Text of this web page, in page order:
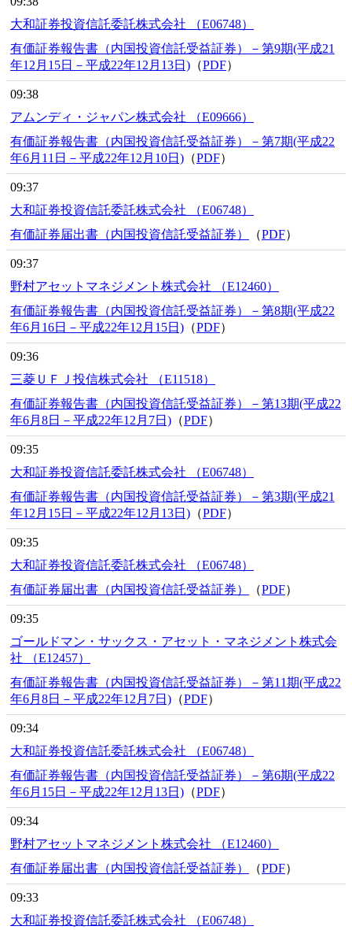
大和証券投資信託委託株式会社 （E06748）
有価証券報告書（内国投資信託受益証券）－第9期(平成21
年12月15日－平成22年12月13日) （PDF）
09:38
アムンディ・ジャパン株式会社 （E09666）
有価証券報告書（内国投資信託受益証券）－第7期(平成22
年6月11日－平成22年12月10日) （PDF）
09:37
大和証券投資信託委託株式会社 （E06748）
有価証券届出書（内国投資信託受益証券）
（PDF）
09:37
野村アセットマネジメント株式会社 （E12460）
有価証券報告書（内国投資信託受益証券）－第8期(平成22
年6月16日－平成22年12月15日) （PDF）
09:36
三菱ＵＦＪ投信株式会社 （E11518）
有価証券報告書（内国投資信託受益証券）－第13期(平成22
年6月8日－平成22年12月7日) （PDF）
09:35
大和証券投資信託委託株式会社 （E06748）
有価証券報告書（内国投資信託受益証券）－第3期(平成21
年12月15日－平成22年12月13日) （PDF）
09:35
大和証券投資信託委託株式会社 （E06748）
有価証券届出書（内国投資信託受益証券）
（PDF）
09:35
ゴールドマン・サックス・アセット・マネジメント株式会
社 （E12457）
有価証券報告書（内国投資信託受益証券）－第11期(平成22
年6月8日－平成22年12月7日) （PDF）
09:34
大和証券投資信託委託株式会社 （E06748）
有価証券報告書（内国投資信託受益証券）－第6期(平成22
年6月15日－平成22年12月13日) （PDF）
09:34
野村アセットマネジメント株式会社 （E12460）
有価証券届出書（内国投資信託受益証券）
（PDF）
09:33
大和証券投資信託委託株式会社 （E06748）